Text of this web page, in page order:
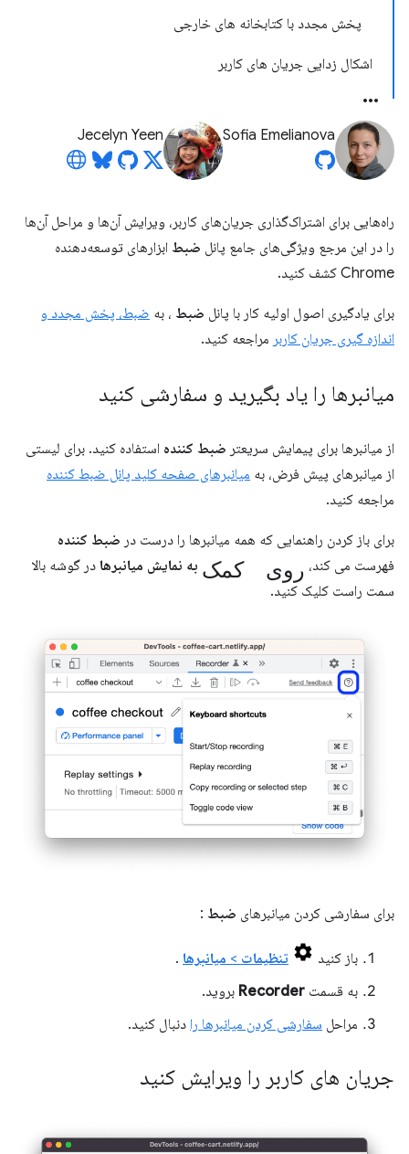
پخش مجدد با کتابخانه های خارجی
اشکال زدایی جریان های کاربر
Sofia Emelianova
Jecelyn Yeen
راه‌هایی برای اشتراک‌گذاری جریان‌های کاربر، ویرایش آن‌ها و مراحل آن‌ها
را در این مرجع ویژگی‌های جامع پانل ضبط ابزارهای توسعه‌دهنده
Chrome کشف کنید.
برای یادگیری اصول اولیه کار با پانل ضبط ، به ضبط، پخش مجدد و
اندازه گیری جریان کاربر مراجعه کنید.
میانبرها را یاد بگیرید و سفارشی کنید
از میانبرها برای پیمایش سریعتر ضبط کننده استفاده کنید. برای لیستی
از میانبرهای پیش فرض، به میانبرهای صفحه کلید پانل ضبط کننده
مراجعه کنید.
برای باز کردن راهنمایی که همه میانبرها را درست در ضبط کننده
فهرست می کند، روی کمک به نمایش میانبرها در گوشه بالا
سمت راست کلیک کنید.
برای سفارشی کردن میانبرهای ضبط :
باز کنید تنظیمات > میانبرها .
به قسمت Recorder بروید.
مراحل سفارشی کردن میانبرها را دنبال کنید.
جریان های کاربر را ویرایش کنید